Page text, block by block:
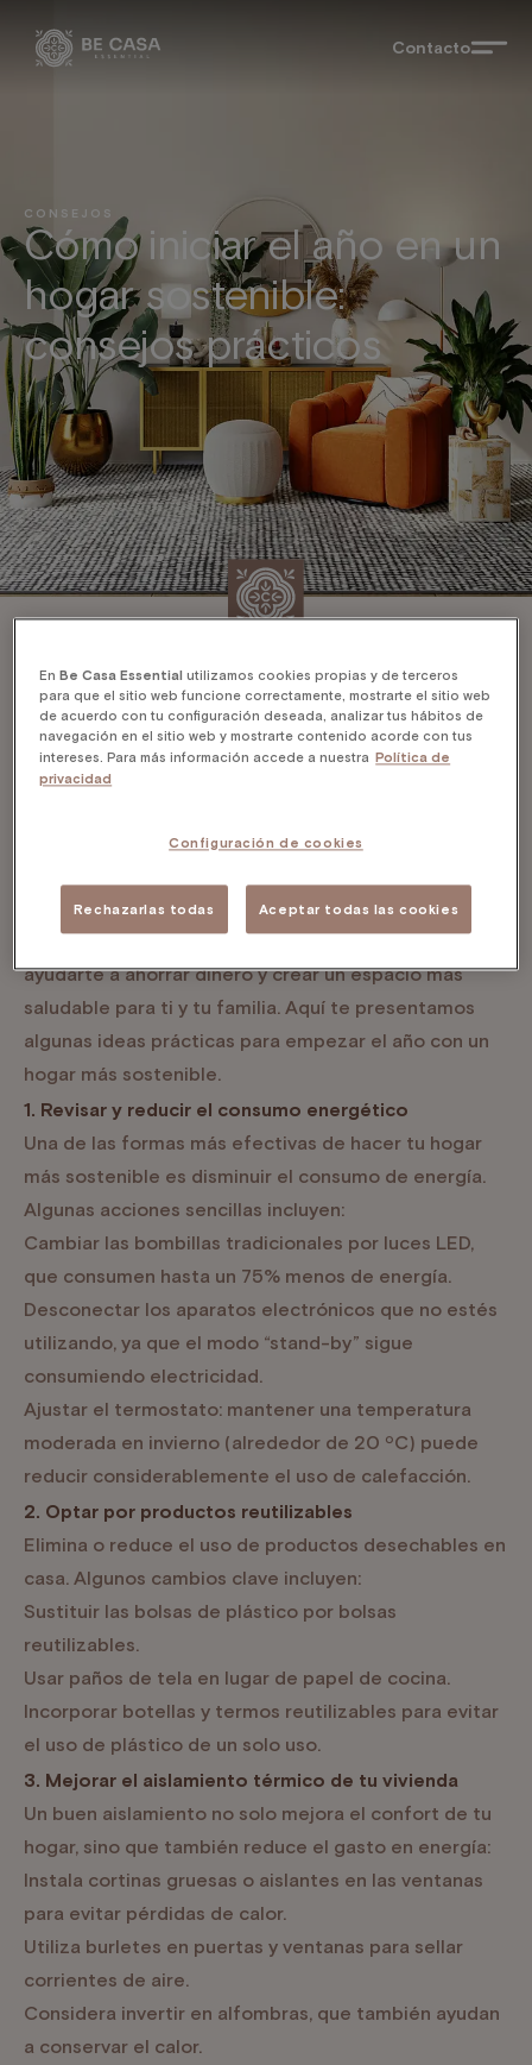
Contacto
CONSEJOS
Cómo iniciar el año en un
hogar sostenible:
consejos prácticos
31/1/2025 Be Casa Essential 5minutos de lectura
Con el inicio de un nuevo año, muchas personas se
una excelente forma de hacerlo es adoptando
más respetuosa con el medio ambiente no solo
beneficia al planeta, sino que también puede
ayudarte a ahorrar dinero y crear un espacio más
saludable para ti y tu familia. Aquí te presentamos
algunas ideas prácticas para empezar el año con un
hogar más sostenible.
1. Revisar y reducir el consumo energético
Una de las formas más efectivas de hacer tu hogar
más sostenible es disminuir el consumo de energía.
Algunas acciones sencillas incluyen:
Cambiar las bombillas tradicionales por luces LED,
que consumen hasta un 75% menos de energía.
Desconectar los aparatos electrónicos que no estés
utilizando, ya que el modo “stand-by” sigue
consumiendo electricidad.
Ajustar el termostato: mantener una temperatura
moderada en invierno (alrededor de 20 ºC) puede
reducir considerablemente el uso de calefacción.
2. Optar por productos reutilizables
Elimina o reduce el uso de productos desechables en
casa. Algunos cambios clave incluyen:
Sustituir las bolsas de plástico por bolsas
reutilizables.
Usar paños de tela en lugar de papel de cocina.
Incorporar botellas y termos reutilizables para evitar
el uso de plástico de un solo uso.
3. Mejorar el aislamiento térmico de tu vivienda
Un buen aislamiento no solo mejora el confort de tu
hogar, sino que también reduce el gasto en energía:
Instala cortinas gruesas o aislantes en las ventanas
para evitar pérdidas de calor.
Utiliza burletes en puertas y ventanas para sellar
corrientes de aire.
Considera invertir en alfombras, que también ayudan
a conservar el calor.
EnBe Casa Essential utilizamos cookies propias y de terceros
para que el sitio web funcione correctamente, mostrarte el sitio web
de acuerdo con tu configuración deseada, analizar tus hábitos de
navegación en el sitio web y mostrarte contenido acorde con tus
intereses. Para más información accede a nuestra Política de
privacidad
Configuración de cookies
Rechazarlas todas Aceptar todas las cookies